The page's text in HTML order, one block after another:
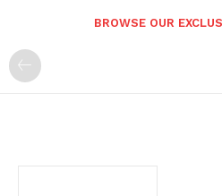
BROWSE OUR